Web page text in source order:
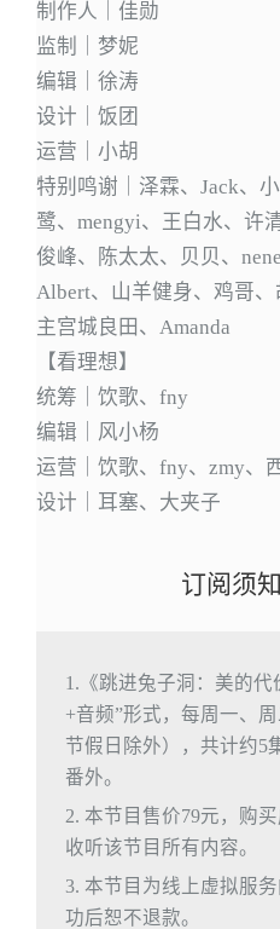
制作人｜佳勋
监制｜梦妮
编辑｜徐涛
设计｜饭团
运营｜小胡
特别鸣谢｜泽霖、Jack、
鹭、mengyi、王白水、许
俊峰、陈太太、贝贝、nene
Albert、山羊健身、鸡哥
主宫城良田、Amanda
【看理想】
统筹｜饮歌、fny
编辑｜风小杨
运营｜饮歌、fny、zmy、
设计｜耳塞、大夹子
订阅须知
1.《跳进兔子洞：美的代
+音频”形式，每周一、
节假日除外），共计约5
番外。
2. 本节目售价79元，购
收听该节目所有内容。
3. 本节目为线上虚拟服
功后恕不退款。